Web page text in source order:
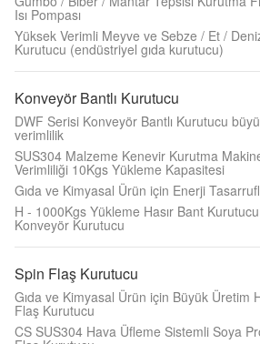
Isı Pompası
Yüksek Verimli Meyve ve Sebze / Et /
Kurutucu (endüstriyel gıda kurutucu)
Konveyör Bantlı Kurutucu
DWF Serisi Konveyör Bantlı Kurutucu
verimlilik
SUS304 Malzeme Kenevir Kurutma
Verimliliği 10Kgs Yükleme Kapasitesi
Gıda ve Kimyasal Ürün için Enerji
H - 1000Kgs Yükleme Hasır Bant
Konveyör Kurutucu
Spin Flaş Kurutucu
Gıda ve Kimyasal Ürün için Büyük Üretim
Flaş Kurutucu
CS SUS304 Hava Üfleme Sistemli Soya